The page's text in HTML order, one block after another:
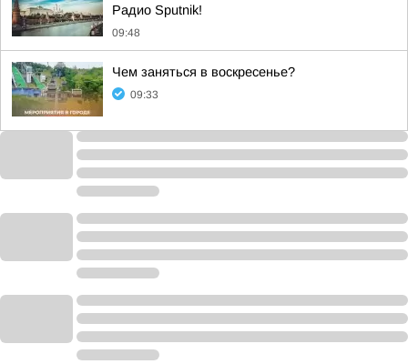
Радио Sputnik!
09:48
Чем заняться в воскресенье?
09:33